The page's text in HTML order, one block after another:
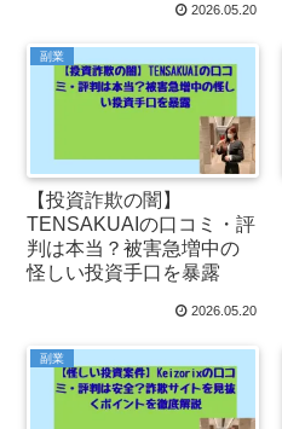
2026.05.20
副業
【投資詐欺の闇】
TENSAKUAIの口コミ・評
判は本当？被害急増中の
怪しい投資手口を暴露
2026.05.20
副業